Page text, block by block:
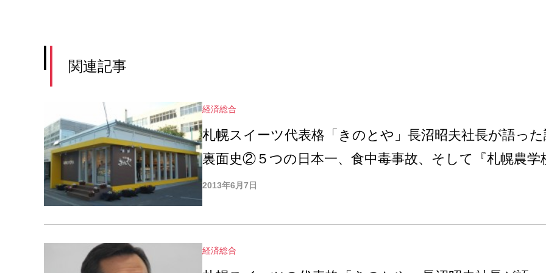
関連記事
経済総合
札幌スイーツ代表格「きのとや」長沼昭夫社長が語った
裏面史②５つの日本一、食中毒事故、そして『札幌農学
2013年6月7日
経済総合